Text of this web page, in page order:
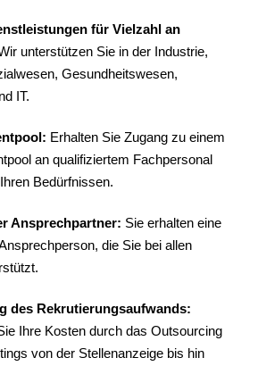
für Vielzahl an
unterstützen Sie in der Industrie,
Gesundheitswesen,
IT.
Erhalten Sie Zugang zu einem
an qualifiziertem Fachpersonal
Bedürfnissen.
Ansprechpartner: Sie erhalten eine
die Sie bei allen
des Rekrutierungsaufwands:
Ihre Kosten durch das Outsourcing
von der Stellenanzeige bis hin